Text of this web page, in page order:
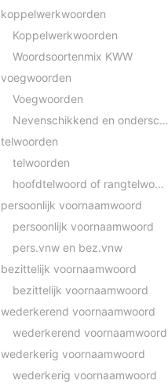
koppelwerkwoorden
Koppelwerkwoorden
Woordsoortenmix KWW
voegwoorden
Voegwoorden
Nevenschikkend en onderschikkend voegwoord
telwoorden
telwoorden
hoofdtelwoord of rangtelwoord
persoonlijk voornaamwoord
persoonlijk voornaamwoord
pers.vnw en bez.vnw
bezittelijk voornaamwoord
bezittelijk voornaamwoord
wederkerend voornaamwoord
wederkerend voornaamwoord
wederkerig voornaamwoord
wederkerig voornaamwoord